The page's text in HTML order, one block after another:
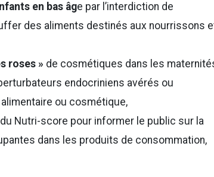
en bas âge par l’interdiction de
des aliments destinés aux nourrissons
roses » de cosmétiques dans les
endocriniens avérés ou
ou cosmétique,
du Nutri-score pour informer le public sur la
dans les produits de consommation,